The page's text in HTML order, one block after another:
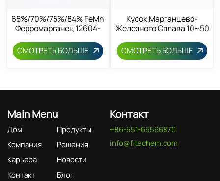
65%/70%/75%/84% FeMn
Ферромарганец 12604-
СМОТРЕТЬ БОЛЬШЕ
Кусок Марганцево-
Железного Сплава 10~50
СМОТРЕТЬ БОЛЬШЕ
Main Menu
Дом
Продукты
Компания
Решения
Карьера
Новости
Контакт
Блог
Контакт
+86-551-65566870
info@fitechem.com